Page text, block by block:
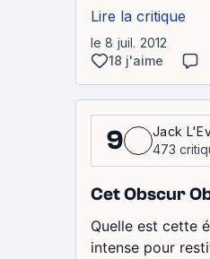
Lire la critique
le 8 juil. 2012
18 j'aime
9
Jack
473
Cet Obscur
Quelle est cette
intense pour